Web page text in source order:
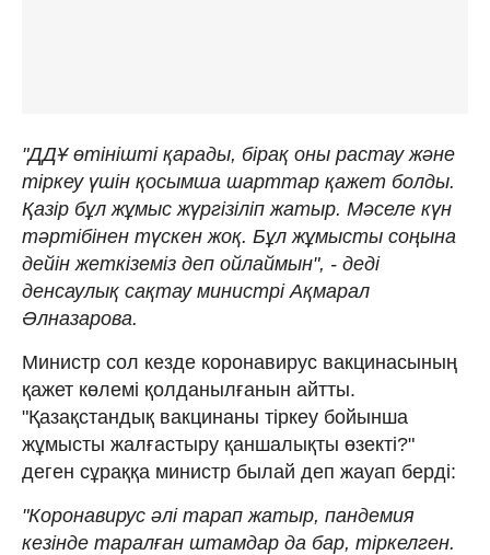
"ДДҰ өтінішті қарады, бірақ оны растау және
тіркеу үшін қосымша шарттар қажет болды.
Қазір бұл жұмыс жүргізіліп жатыр. Мәселе күн
тәртібінен түскен жоқ. Бұл жұмысты соңына
дейін жеткіземіз деп ойлаймын", - деді
денсаулық сақтау министрі Ақмарал
Әлназарова.
Министр сол кезде коронавирус вакцинасының
қажет көлемі қолданылғанын айтты.
"Қазақстандық вакцинаны тіркеу бойынша
жұмысты жалғастыру қаншалықты өзекті?"
деген сұраққа министр былай деп жауап берді:
"Коронавирус әлі тарап жатыр, пандемия
кезінде таралған штамдар да бар, тіркелген.